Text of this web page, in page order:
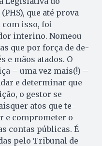
que até prova
isso, foi
in­terino. Nomeou
que por força de de­
e mãos atados. O
– uma vez mais(!) –
e determinar que
o gestor se
atos que te­
e com­prometer o
contas públicas. É
pelo Tri­bunal de